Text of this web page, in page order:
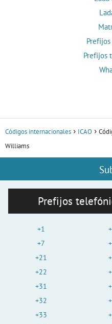
Prefijos
Códigos internacionales ICAO
Williams
Prefijos
+1
+7
+21
+22
+31
+32
+33